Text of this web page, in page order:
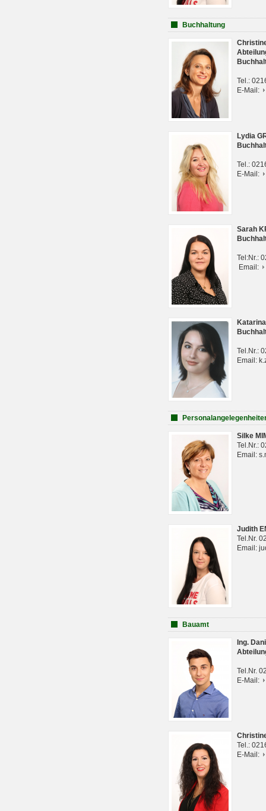
Buchhaltung
Tel.:
E-Mail:
Lydia
Tel.:
E-Mail:
Sarah
Tel:Nr.:
Email:
Tel.Nr.:
Email:
Silke
Tel.Nr.:
Email:
Judith
Tel.Nr.
Email:
Bauamt
Ing.
Tel.Nr.
E-Mail:
Tel.:
E-Mail: